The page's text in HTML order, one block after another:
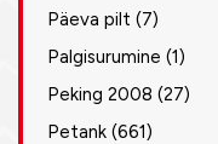
Päeva pilt (7)
Palgisurumine (1)
Peking 2008 (27)
Petank (661)